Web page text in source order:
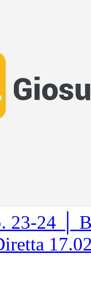
23-24 │